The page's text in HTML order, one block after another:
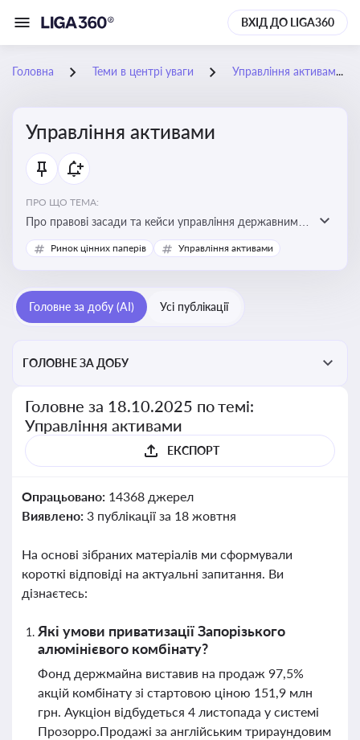
ВХІД ДО LIGA360
Головна Теми в центрі уваги Управління активами
Управління активами
ПРО ЩО ТЕМА:
Про правові засади та кейси управління державними,
комунальними та корпоративними активами, для
юристів і керівників, які відповідають за збереження
Ринок цінних паперів Управління активами
Головне за добу (AI) Усі публікації
ГОЛОВНЕ ЗА ДОБУ
Головне за 18.10.2025 по темі:
Управління активами
ЕКСПОРТ
Опрацьовано: 14368 джерел
Виявлено: 3 публікації за 18 жовтня
На основі зібраних матеріалів ми сформували
короткі відповіді на актуальні запитання. Ви
дізнаєтесь:
Які умови приватизації Запорізького
алюмінієвого комбінату?
Фонд держмайна виставив на продаж 97,5%
акцій комбінату зі стартовою ціною 151,9 млн
грн. Аукціон відбудеться 4 листопада у системі
Прозорро.Продажі за англійським трираундовим